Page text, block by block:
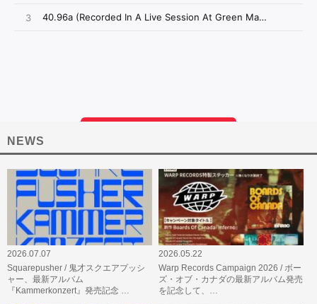
NEWS
2026.07.07
Squarepusher / 鬼才スクエアプッシ
ャー、最新アルバム
『Kammerkonzert』発売記念 …
2026.05.22
Warp Records Campaign 2026 / ボー
ズ・オブ・カナダの最新アルバム発売
を記念して、…